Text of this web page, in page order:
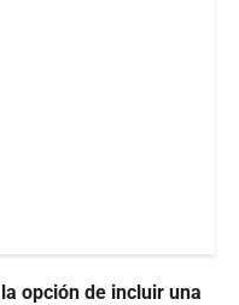
opción de incluir una